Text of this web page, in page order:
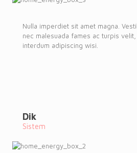
Nulla imperdiet sit amet magna.
nec malesuada fames ac turpis
interdum adipiscing wisi.
Dik
Sistem